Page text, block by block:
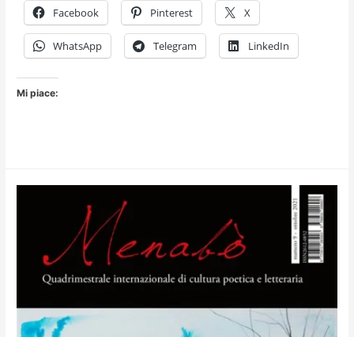
Reliquiario
carnale
Facebook Pinterest X
WhatsApp Telegram LinkedIn
Mi piace: